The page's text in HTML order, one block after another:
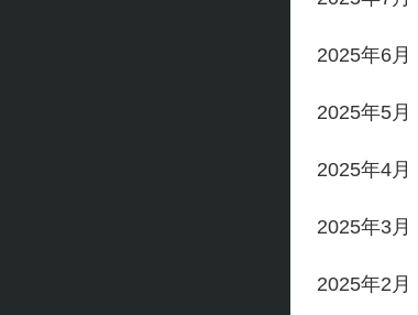
2025年6月
2025年5月
2025年4月
2025年3月
2025年2月